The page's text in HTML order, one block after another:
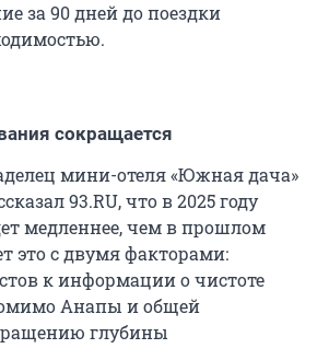
за 90 дней до поездки
сокращается
мини-отеля «Южная дача»
93.RU, что в 2025 году
медленнее, чем в прошлом
это с двумя факторами:
к информации о чистоте
Анапы и общей
глубины